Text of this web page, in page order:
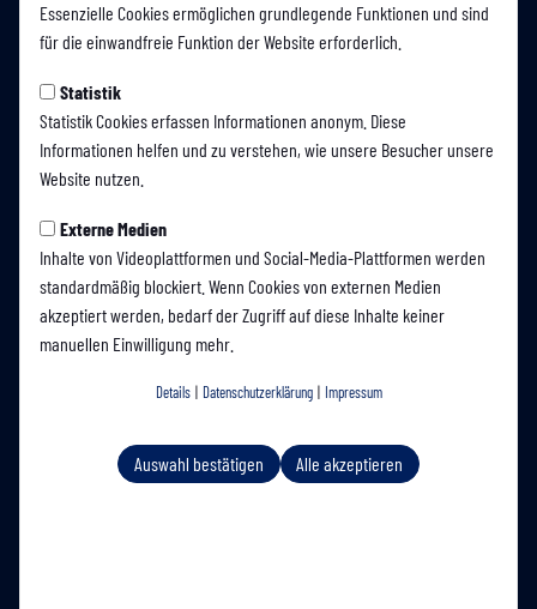
Essenzielle Cookies ermöglichen grundlegende Funktionen und sind
für die einwandfreie Funktion der Website erforderlich.
Statistik
Statistik Cookies erfassen Informationen anonym. Diese
Informationen helfen und zu verstehen, wie unsere Besucher unsere
Website nutzen.
Externe Medien
Inhalte von Videoplattformen und Social-Media-Plattformen werden
standardmäßig blockiert. Wenn Cookies von externen Medien
akzeptiert werden, bedarf der Zugriff auf diese Inhalte keiner
manuellen Einwilligung mehr.
Details | Datenschutzerklärung | Impressum
Auswahl bestätigen Alle akzeptieren
Shop Tickets Shop Fanware